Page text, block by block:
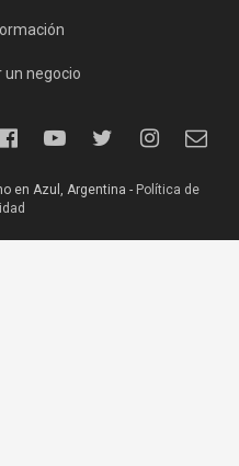
un negocio
en Azul, Argentina - Política de